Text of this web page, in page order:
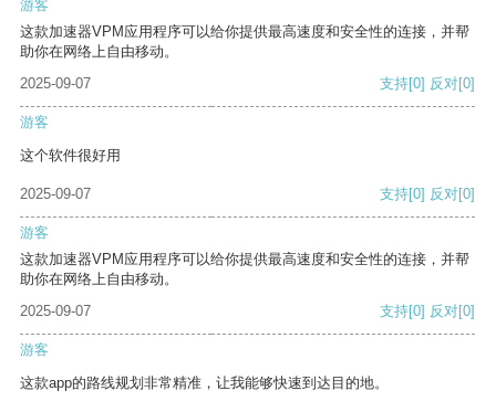
游客
这款加速器VPM应用程序可以给你提供最高速度和安全性的连接，并帮
助你在网络上自由移动。
2025-09-07
支持[0] 反对[0]
游客
这个软件很好用
2025-09-07 支持[0] 反对[0]
游客
这款加速器VPM应用程序可以给你提供最高速度和安全性的连接，并帮
助你在网络上自由移动。
2025-09-07
支持[0] 反对[0]
游客
这款app的路线规划非常精准，让我能够快速到达目的地。